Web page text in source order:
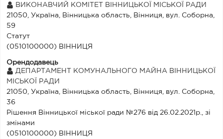
ВИКОНАВЧИЙ КОМІТЕТ ВІННИЦЬКОЇ МІСЬКОЇ РАДИ
21050, Україна, Вінницька область, Вінниця, вул. Соборна,
59
Статут
(0510100000) ВІННИЦЯ
Орендодавець
ДЕПАРТАМЕНТ КОМУНАЛЬНОГО МАЙНА ВІННИЦЬКОЇ
МІСЬКОЇ РАДИ
21050, Україна, Вінницька область, Вінниця, вул. Соборна,
36
Рішення Вінницької міської ради №276 від 26.02.2021р., зі
змінами
(0510100000) ВІННИЦЯ